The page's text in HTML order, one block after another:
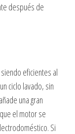
después de
eficientes al
ciclo lavado, sin
una gran
el motor se
Si